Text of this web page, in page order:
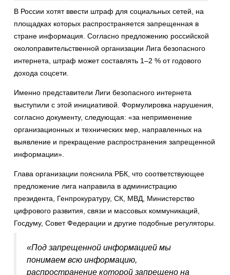
В России хотят ввести штраф для социальных сетей, на
площадках которых распространяется запрещенная в
стране информация. Согласно предложению российской
околоправительственной организации Лига безопасного
интернета, штраф может составлять 1–2 % от годового
дохода соцсети.
Именно представители Лиги безопасного интернета
выступили с этой инициативой. Формулировка нарушения,
согласно документу, следующая: «за неприменение
организационных и технических мер, направленных на
выявление и прекращение распространения запрещенной
информации».
Глава организации пояснила РБК, что соответствующее
предложение лига направила в администрацию
президента, Генпрокуратуру, СК, МВД, Министерство
цифрового развития, связи и массовых коммуникаций,
Госдуму, Совет Федерации и другие подобные регуляторы.
«Под запрещенной информацией мы
понимаем всю информацию,
распространение которой запрещено на